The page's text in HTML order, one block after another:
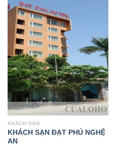
KHÁCH SẠN
KHÁCH SẠN ĐẠT PHÚ NGHỆ
AN